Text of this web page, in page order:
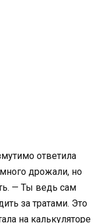
ответила
дрожали, но
— Ты ведь сам
за тратами. Это
на калькуляторе